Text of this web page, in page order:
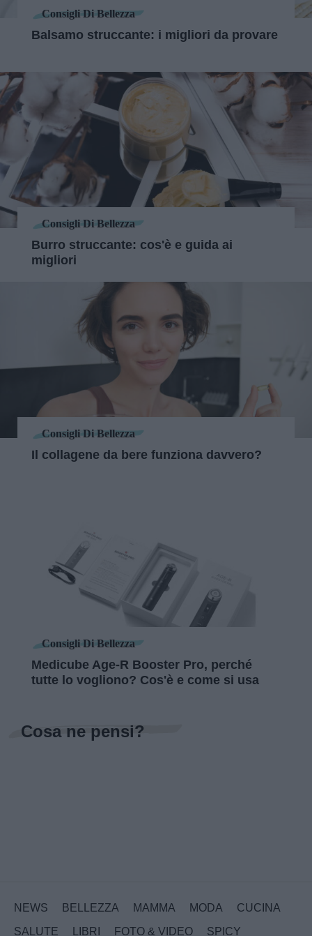
Consigli Di Bellezza
Balsamo struccante: i migliori da provare
Consigli Di Bellezza
Burro struccante: cos'è e guida ai
migliori
Consigli Di Bellezza
Il collagene da bere funziona davvero?
Consigli Di Bellezza
Medicube Age-R Booster Pro, perché
tutte lo vogliono? Cos'è e come si usa
Cosa ne pensi?
NEWS BELLEZZA MAMMA MODA
CUCINA
SALUTE
LIBRI FOTO & VIDEO SPICY